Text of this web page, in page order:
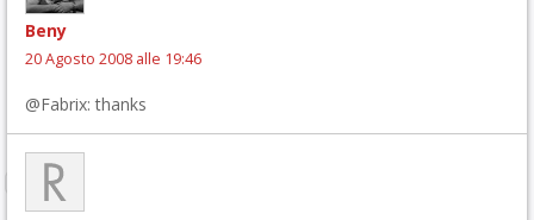
Beny
20 Agosto 2008 alle 19:46
@Fabrix: thanks